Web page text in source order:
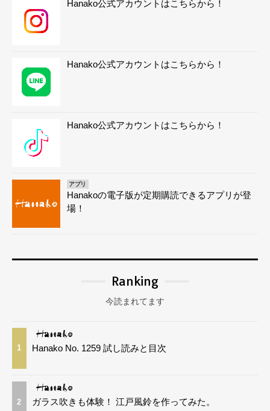
Hanako公式アカウントはこちらから！
Hanako公式アカウントはこちらから！
Hanako公式アカウントはこちらから！
アプリ
Hanakoの電子版が定期購読できるアプリが登
場！
Ranking
今読まれてます
1 Hanako No. 1259 試し読みと目次
2 ガラス吹きも体験！ 江戸風鈴を作ってみた。